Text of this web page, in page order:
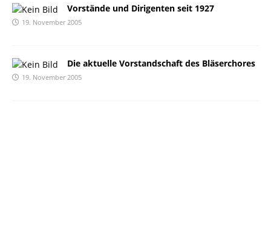
Vorstände und Dirigenten seit 1927
19. November 2005
Die aktuelle Vorstandschaft des Bläserchores
19. November 2005